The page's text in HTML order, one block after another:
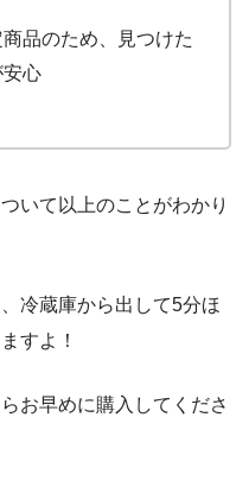
品のため、見つけた
安心
いて以上のことがわかり
冷蔵庫から出して5分ほ
すよ！
お早めに購入してくださ